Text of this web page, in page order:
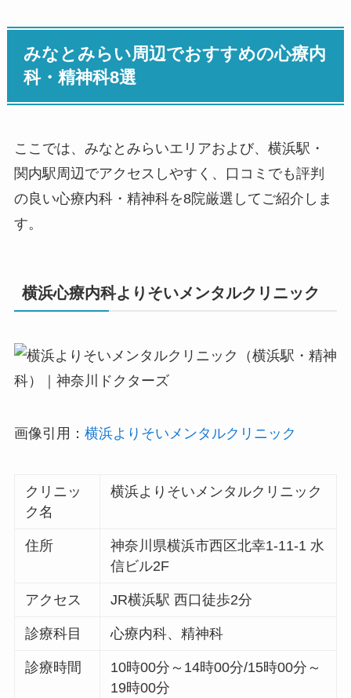
みなとみらい周辺でおすすめの心療内
科・精神科8選
ここでは、みなとみらいエリアおよび、横浜駅・
関内駅周辺でアクセスしやすく、口コミでも評判
の良い心療内科・精神科を8院厳選してご紹介しま
す。
横浜心療内科よりそいメンタルクリニック
画像引用： 横浜よりそいメンタルクリニック
クリニッ
ク名
横浜よりそいメンタルクリニック
住所
神奈川県横浜市西区北幸1-11-1 水
信ビル2F
アクセス JR横浜駅 西口徒歩2分
診療科目 心療内科、精神科
診療時間
10時00分～14時00分/15時00分～
19時00分